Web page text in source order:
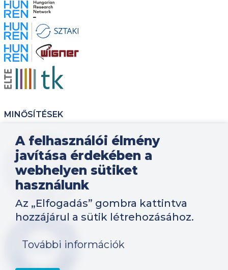
Kép
Kép
Kép
Kép
MINŐSÍTÉSEK
Kép
Kép
A felhasználói élmény
javítása érdekében a
webhelyen sütiket
használunk
Az „Elfogadás” gombra kattintva
hozzájárul a sütik létrehozásához.
További információk